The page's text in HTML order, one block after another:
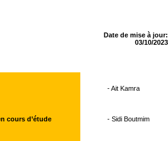
mise à jour:
03/10/2023
cours d’étude
- Ait Kamra
- Sidi Boutmim